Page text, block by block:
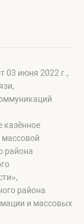
03 июня 2022 г.,
казённое
массовой
района
района
и массовых